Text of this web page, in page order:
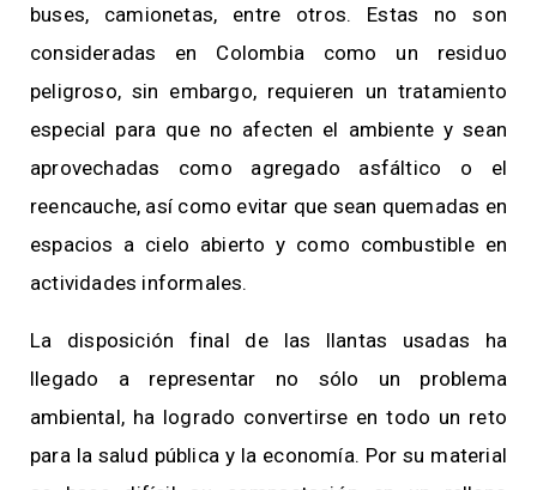
buses, camionetas, entre otros. Estas no son
consideradas en Colombia como un residuo
peligroso, sin embargo, requieren un tratamiento
especial para que no afecten el ambiente y sean
aprovechadas como agregado asfáltico o el
reencauche, así como evitar que sean quemadas en
espacios a cielo abierto y como combustible en
actividades informales.
La disposición final de las llantas usadas ha
llegado a representar no sólo un problema
ambiental, ha logrado convertirse en todo un reto
para la salud pública y la economía. Por su material